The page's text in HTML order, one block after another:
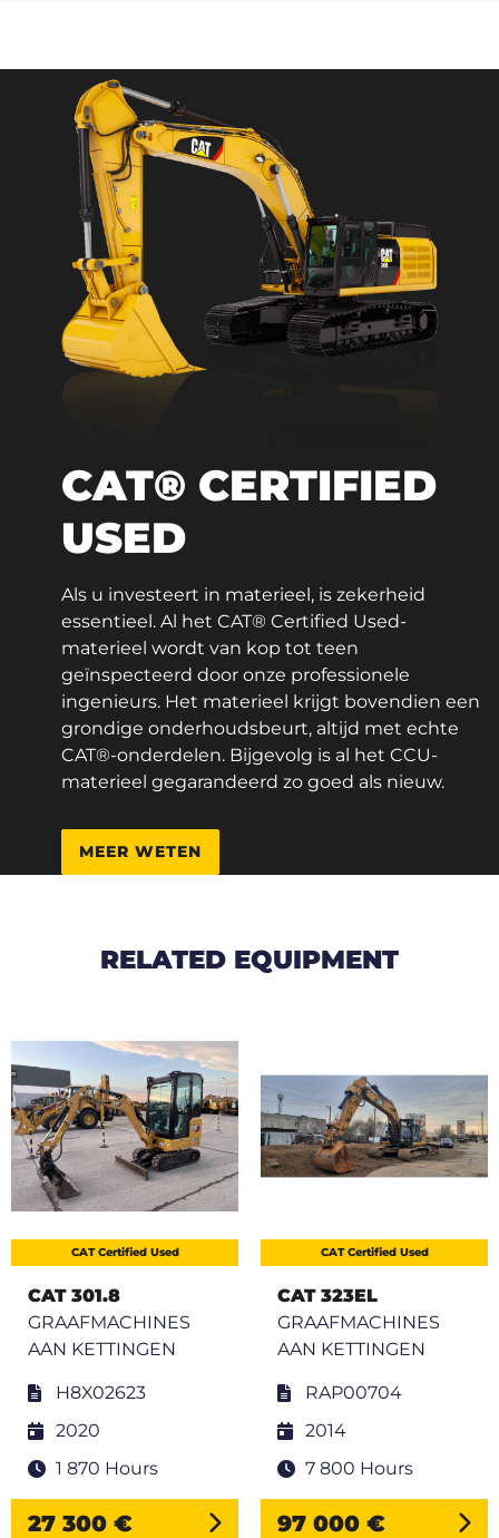
CAT® CERTIFIED
USED
Als u investeert in materieel, is zekerheid
essentieel. Al het CAT® Certified Used-
materieel wordt van kop tot teen
geïnspecteerd door onze professionele
ingenieurs. Het materieel krijgt bovendien een
grondige onderhoudsbeurt, altijd met echte
CAT®-onderdelen. Bijgevolg is al het CCU-
materieel gegarandeerd zo goed als nieuw.
MEER WETEN
RELATED EQUIPMENT
CAT Certified Used
CAT 301.8
GRAAFMACHINES
AAN KETTINGEN
H8X02623
2020
1 870 Hours
27 300 €
CAT Certified Used
CAT 323EL
GRAAFMACHINES
AAN KETTINGEN
RAP00704
2014
7 800 Hours
97 000 €